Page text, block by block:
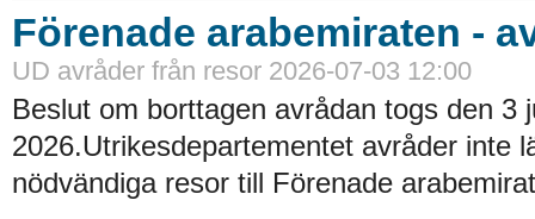
Förenade arabemiraten -
UD avråder från resor 2026-07-03 12:00
Beslut om borttagen avrådan togs den 3
2026.Utrikesdepartementet avråder inte
nödvändiga resor till Förenade